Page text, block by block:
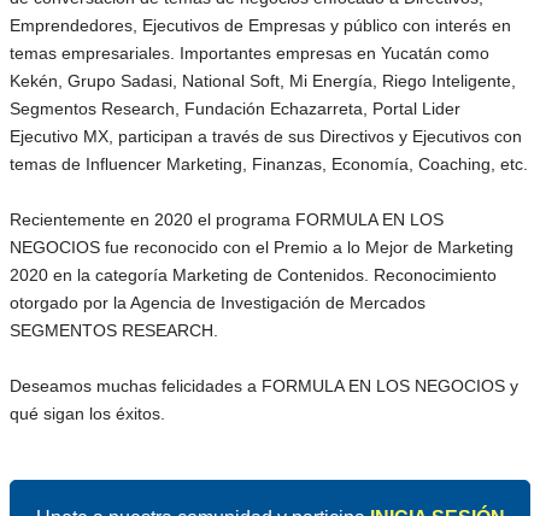
Emprendedores, Ejecutivos de Empresas y público con interés en
temas empresariales. Importantes empresas en Yucatán como
Kekén, Grupo Sadasi, National Soft, Mi Energía, Riego Inteligente,
Segmentos Research, Fundación Echazarreta, Portal Lider
Ejecutivo MX, participan a través de sus Directivos y Ejecutivos con
temas de Influencer Marketing, Finanzas, Economía, Coaching, etc.
Recientemente en 2020 el programa FORMULA EN LOS
NEGOCIOS fue reconocido con el Premio a lo Mejor de Marketing
2020 en la categoría Marketing de Contenidos. Reconocimiento
otorgado por la Agencia de Investigación de Mercados
SEGMENTOS RESEARCH.
Deseamos muchas felicidades a FORMULA EN LOS NEGOCIOS y
qué sigan los éxitos.